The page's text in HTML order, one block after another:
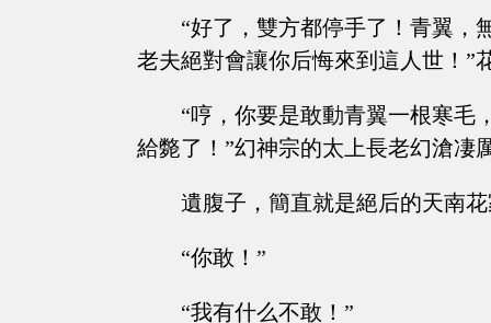
“好了，雙方都停手了！青翼，
老夫絕對會讓你后悔來到這人世！”
“哼，你要是敢動青翼一根寒毛
給斃了！”幻神宗的太上長老幻滄凄
遺腹子，簡直就是絕后的天南
“你敢！”
“我有什么不敢！”